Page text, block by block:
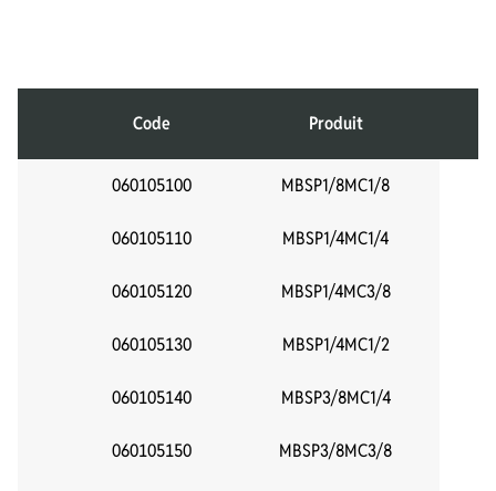
Code Produit
060105100 MBSP1/8MC1/8
060105110 MBSP1/4MC1/4
060105120 MBSP1/4MC3/8
060105130 MBSP1/4MC1/2
060105140 MBSP3/8MC1/4
060105150 MBSP3/8MC3/8